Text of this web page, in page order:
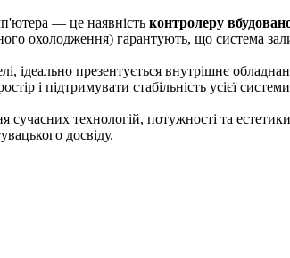
— це наявність контролеру
охолодження) гарантують, що система
ідеально презентується внутрішнє
і підтримувати стабільність усієї
технологій, потужності та
досвіду.